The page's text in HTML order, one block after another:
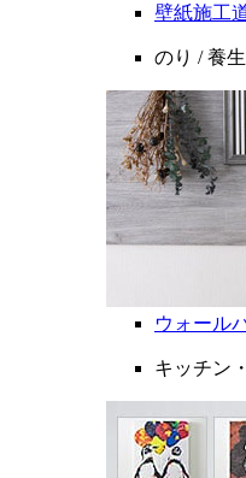
壁紙施工
のり / 養
ウォール
キッチン